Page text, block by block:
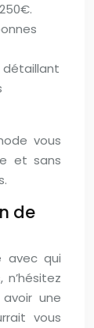
détaillant
vous
et sans
de
avec qui
une
vous